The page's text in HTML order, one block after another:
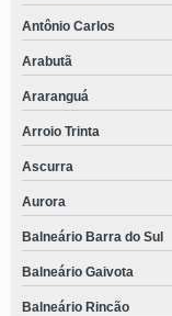
centro de internação
Negrinho
centro para
telefone de centro para
Costa
centro de internação
Governador Celso
contato de centro para
Alto Ribeirão
centro para
Canas
Antônio Carlos
Arabutã
Araranguá
Arroio Trinta
Ascurra
Aurora
Balneário Barra do Sul
Balneário Gaivota
Balneário Rincão